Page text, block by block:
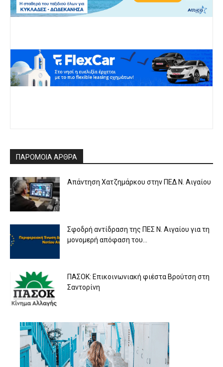
ΠΑΡΟΜΟΙΑ ΑΡΘΡΑ
Απάντηση Χατζημάρκου στην ΠΕΔ Ν. Αιγαίου
Σφοδρή αντίδραση της ΠΕΣ Ν. Αιγαίου για τη
μονομερή απόφαση του...
ΠΑΣΟΚ: Επικοινωνιακή φιέστα Βρούτση στη
Σαντορίνη